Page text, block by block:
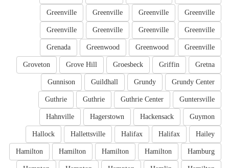
Greenville
Greenville
Greenville
Greenville
Greenville
Greenville
Greenville
Greenville
Greenville
Greenwood
Greenwood
Grenada
Gretna
Griffin
Groesbeck
Grove Hill
Groveton
Grundy Center
Grundy
Guildhall
Gunnison
Guntersville
Guthrie Center
Guthrie
Guthrie
Guymon
Hackensack
Hagerstown
Hahnville
Hailey
Halifax
Halifax
Hallettsville
Hallock
Hamburg
Hamilton
Hamilton
Hamilton
Hamilton